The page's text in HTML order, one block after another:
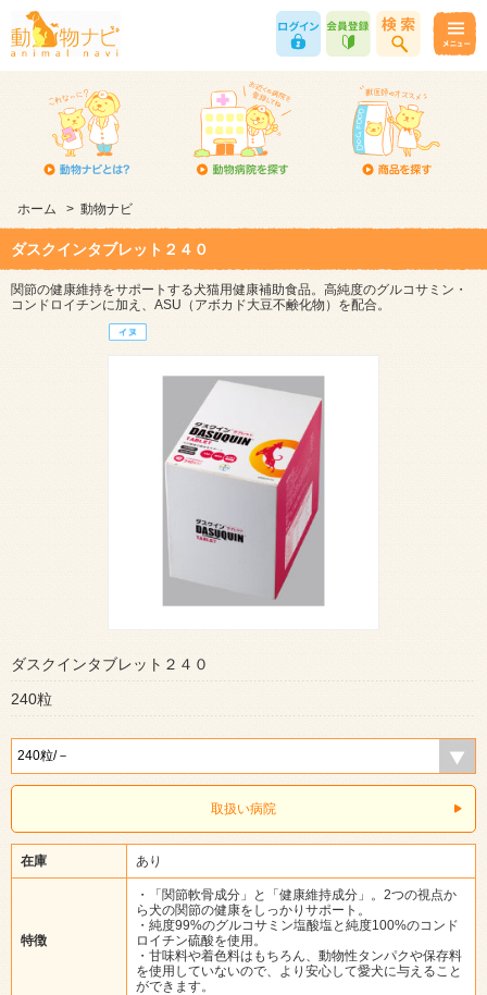
ホーム > 動物ナビ
ダスクインタブレット２４０
関節の健康維持をサポートする犬猫用健康補助食品。高純度のグルコサミン・
コンドロイチンに加え、ASU（アボカド大豆不鹸化物）を配合。
ダスクインタブレット２４０
240粒
取扱い病院
在庫 あり
特徴
・「関節軟骨成分」と「健康維持成分」。2つの視点か
ら犬の関節の健康をしっかりサポート。
・純度99%のグルコサミン塩酸塩と純度100%のコンド
ロイチン硫酸を使用。
・甘味料や着色料はもちろん、動物性タンパクや保存料
を使用していないので、より安心して愛犬に与えること
ができます。